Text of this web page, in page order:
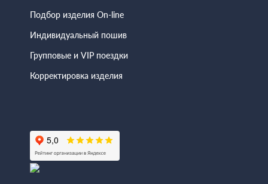
Подбор изделия On-line
Индивидуальный пошив
Групповые и VIP поездки
Корректировка изделия